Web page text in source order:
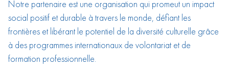
Notre partenaire est une organisation qui promeut un impact
social positif et durable à travers le monde, défiant les
frontières et libérant le potentiel de la diversité culturelle grâce
à des programmes internationaux de volontariat et de
formation professionnelle.